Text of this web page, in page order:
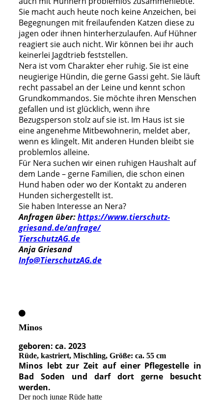
Sie macht auch heute noch keine Anzeichen, bei
Begegnungen mit freilaufenden Katzen diese zu
jagen oder ihnen hinterherzulaufen. Auf Hühner
reagiert sie auch nicht. Wir können bei ihr auch
keinerlei Jagdtrieb feststellen.
Nera ist vom Charakter eher ruhig. Sie ist eine
neugierige Hündin, die gerne Gassi geht. Sie läuft
recht passabel an der Leine und kennt schon
Grundkommandos. Sie möchte ihren Menschen
gefallen und ist glücklich, wenn ihre
Bezugsperson stolz auf sie ist. Im Haus ist sie
eine angenehme Mitbewohnerin, meldet aber,
wenn es klingelt. Mit anderen Hunden bleibt sie
problemlos alleine.
Für Nera suchen wir einen ruhigen Haushalt auf
dem Lande – gerne Familien, die schon einen
Hund haben oder wo der Kontakt zu anderen
Hunden sichergestellt ist.
Sie haben Interesse an Nera?
Anfragen über:https://www.tierschutz-
griesand.de/anfrage/
TierschutzAG.de
Anja Griesand
Info@TierschutzAG.de
Minos
geboren: ca. 2023
Rüde, kastriert, Mischling, Größe: ca. 55 cm
Minos lebt zur Zeit auf einer Pflegestelle in
Bad Soden und darf dort gerne besucht
werden.
Der noch junge Rüde hatte